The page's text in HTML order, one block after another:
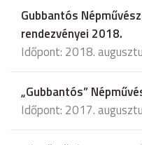
Gubbantós
rendezvényei 2018.
Időpont: 2018.
„Gubbantós”
Időpont: 2017.